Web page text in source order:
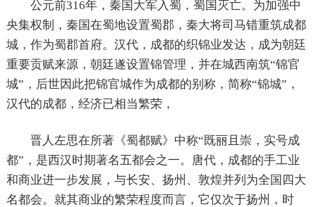
公元前316年，秦国大军入蜀，蜀国灭亡。为加强中
央集权制，秦国在蜀地设置蜀郡，秦大将司马错重筑成都
城，作为蜀郡首府。汉代，成都的织锦业发达，成为朝廷
重要贡赋来源，朝廷遂设置锦管理，并在城西南筑“锦官
城”，后世因此把锦官城作为成都的别称，简称“锦城”，
汉代的成都，经济已相当繁荣，
晋人左思在所著《蜀都赋》中称“既丽且崇，实号成
都”，是西汉时期著名五都会之一。唐代，成都的手工业
和商业进一步发展，与长安、扬州、敦煌并列为全国四大
名都会。就其商业的繁荣程度而言，它仅次于扬州，时